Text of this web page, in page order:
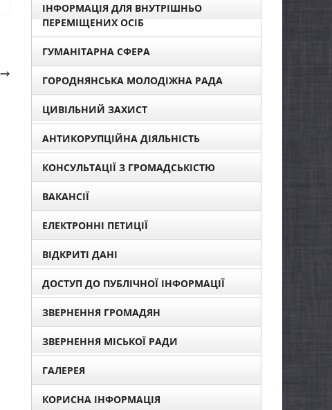
ІНФОРМАЦІЯ ДЛЯ ВНУТРІШНЬО
ПЕРЕМІЩЕНИХ ОСІБ
ГУМАНІТАРНА СФЕРА
ГОРОДНЯНСЬКА МОЛОДІЖНА РАДА
ЦИВІЛЬНИЙ ЗАХИСТ
АНТИКОРУПЦІЙНА ДІЯЛЬНІСТЬ
КОНСУЛЬТАЦІЇ З ГРОМАДСЬКІСТЮ
ВАКАНСІЇ
ЕЛЕКТРОННІ ПЕТИЦІЇ
ВІДКРИТІ ДАНІ
ДОСТУП ДО ПУБЛІЧНОЇ ІНФОРМАЦІЇ
ЗВЕРНЕННЯ ГРОМАДЯН
ЗВЕРНЕННЯ МІСЬКОЇ РАДИ
ГАЛЕРЕЯ
КОРИСНА ІНФОРМАЦІЯ